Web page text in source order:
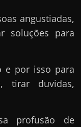
angustiadas,
soluções para
e por isso para
tirar duvidas,
profusão de